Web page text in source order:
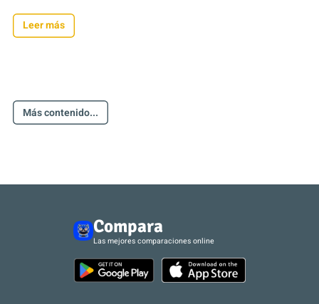
Leer más
Más contenido...
Compara
Las mejores comparaciones online